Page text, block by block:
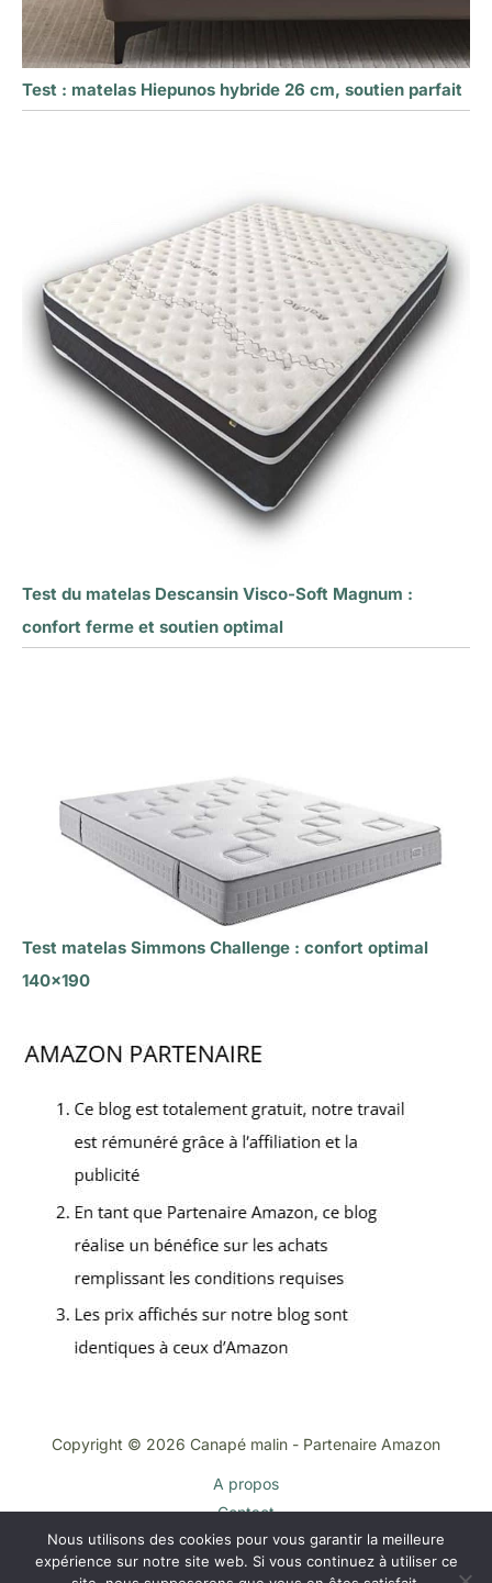
Test : matelas Hiepunos hybride 26 cm, soutien parfait
Test du matelas Descansin Visco-Soft Magnum :
confort ferme et soutien optimal
Test matelas Simmons Challenge : confort optimal
140×190
Copyright © 2026 Canapé malin - Partenaire Amazon
A propos
Contact
Plan du site
Mentions légales
Nous utilisons des cookies pour vous garantir la meilleure
expérience sur notre site web. Si vous continuez à utiliser ce